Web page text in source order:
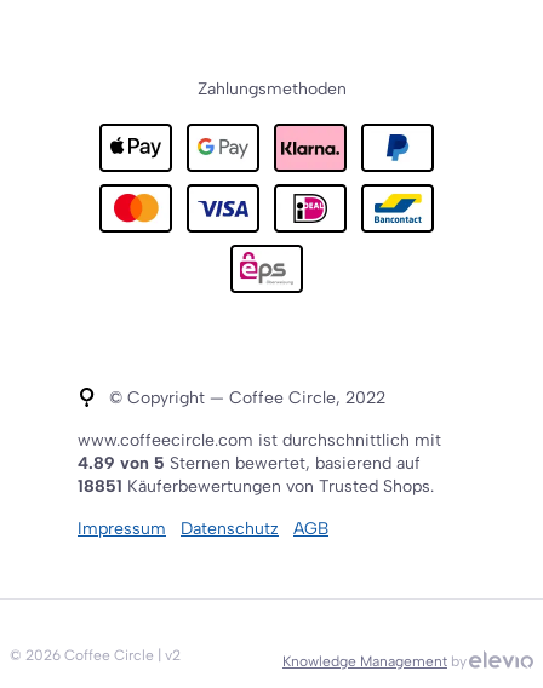
Zahlungsmethoden
© Copyright — Coffee Circle, 2022
www.coffeecircle.com ist durchschnittlich mit
4.89 von 5 Sternen bewertet, basierend auf
18851 Käuferbewertungen von Trusted Shops.
Impressum Datenschutz AGB
© 2026 Coffee Circle | v2 Knowledge Management by